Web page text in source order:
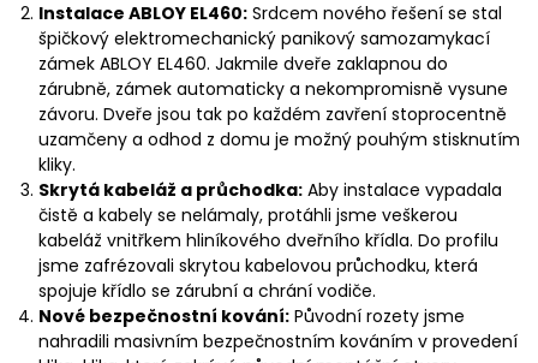
Instalace ABLOY EL460: Srdcem nového řešení se stal
špičkový elektromechanický panikový samozamykací
zámek ABLOY EL460. Jakmile dveře zaklapnou do
zárubně, zámek automaticky a nekompromisně vysune
závoru. Dveře jsou tak po každém zavření stoprocentně
uzamčeny a odhod z domu je možný pouhým stisknutím
kliky.
Skrytá kabeláž a průchodka: Aby instalace vypadala
čistě a kabely se nelámaly, protáhli jsme veškerou
kabeláž vnitřkem hliníkového dveřního křídla. Do profilu
jsme zafrézovali skrytou kabelovou průchodku, která
spojuje křídlo se zárubní a chrání vodiče.
Nové bezpečnostní kování: Původní rozety jsme
nahradili masivním bezpečnostním kováním v provedení